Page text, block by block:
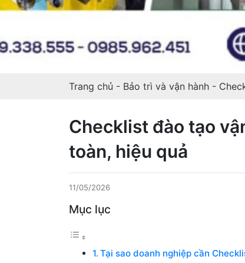
Trang chủ - Bảo trì và vận hành -
Checklist đào tạo
toàn, hiệu quả
11/05/2026
Mục lục
Tại sao doanh nghiệp cần